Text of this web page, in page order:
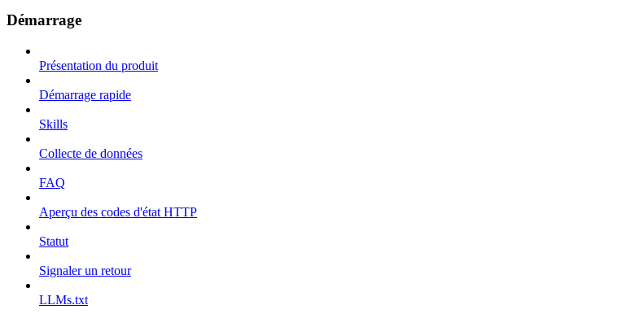
Démarrage
Présentation du produit
Démarrage rapide
Skills
Collecte de données
FAQ
Aperçu des codes d'état HTTP
Statut
Signaler un retour
LLMs.txt